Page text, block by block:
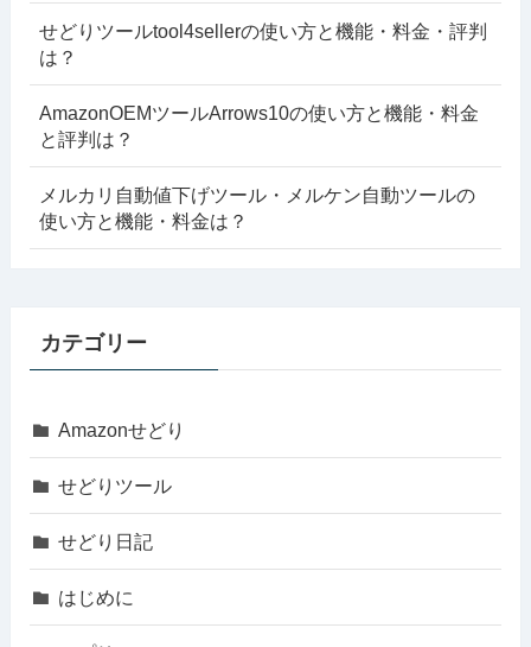
せどりツールtool4sellerの使い方と機能・料金・評判
は？
AmazonOEMツールArrows10の使い方と機能・料金
と評判は？
メルカリ自動値下げツール・メルケン自動ツールの
使い方と機能・料金は？
カテゴリー
Amazonせどり
せどりツール
せどり日記
はじめに